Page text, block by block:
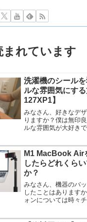
まれています
洗濯機のシール
ルな雰囲気にす
127XP1】
みなさん、好きなデ
りますか？僕は無印
ルな雰囲気が大好きで
M1 MacBook Air
したらどれくら
か？
みなさん、機器のバ
したことはあります
ォンについては時々チ